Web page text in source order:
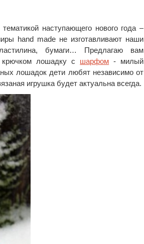
наступающего нового года –
hand made не изготавливают наши
бумаги… Предлагаю вам
крючком лошадку с шарфом - милый
лошадок дети любят независимо от
игрушка будет актуальна всегда.